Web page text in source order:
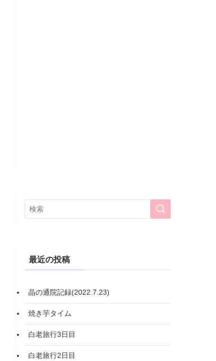
最近の投稿
晶の通院記録(2022.7.23)
焼き芋タイム
白老旅行3日目
白老旅行2日目